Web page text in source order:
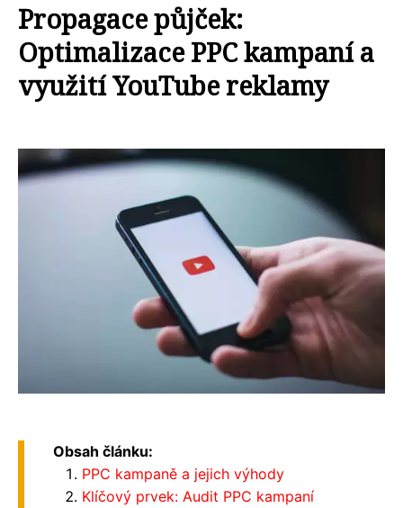
Propagace půjček:
Optimalizace PPC kampaní a
využití YouTube reklamy
Obsah článku:
PPC kampaně a jejich výhody
Klíčový prvek: Audit PPC kampaní